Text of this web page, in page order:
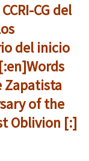
CG del
del inicio
Zapatista
of the
Oblivion [:]